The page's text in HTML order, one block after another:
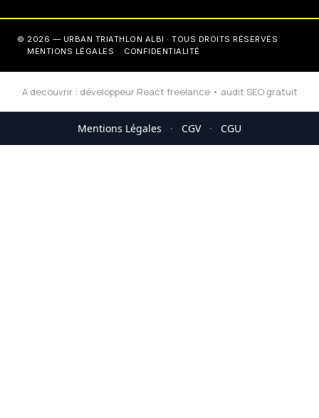
© 2026 — URBAN TRIATHLON ALBI · TOUS DROITS RÉSERVÉS
MENTIONS LÉGALES
CONFIDENTIALITÉ
A decouvrir : développeur React freelance• audit SEO gratuit
Mentions Légales · CGV · CGU